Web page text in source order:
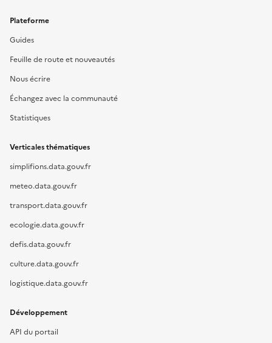
Plateforme
Guides
Feuille de route et nouveautés
Nous écrire
Échangez avec la communauté
Statistiques
Verticales thématiques
simplifions.data.gouv.fr
meteo.data.gouv.fr
transport.data.gouv.fr
ecologie.data.gouv.fr
defis.data.gouv.fr
culture.data.gouv.fr
logistique.data.gouv.fr
Développement
API du portail